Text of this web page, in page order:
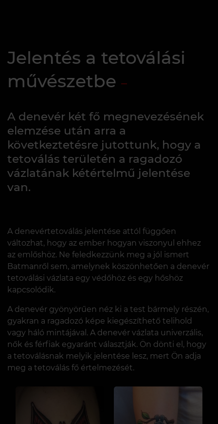
Jelentés a tetoválási
művészetbe
A denevér két fő megnevezésének
elemzése után arra a
következtetésre jutottunk, hogy a
tetoválás területén a ragadozó
vázlatának kétértelmű jelentése
van.
A denevértetoválás jelentése attól függően
változhat, hogy az ember hogyan viszonyul ehhez
az emlőshöz. Ne feledkezzünk meg a jól ismert
Batmanről sem, amelynek köszönhetően a denevér
tetoválási vázlata egy védőhöz és egy hőshöz
kapcsolódik.
A denevér gyönyörűen néz ki a test bármely részén,
gyakran a ragadozó képe kiegészíthető telihold
vagy háló mintájával. A denevér vázlata univerzális,
nők és férfiak egyaránt választják. Ön dönti el, hogy
a tetoválásnak melyik jelentése lesz, mert Ön adja
meg a tetoválás fő értelmezését.